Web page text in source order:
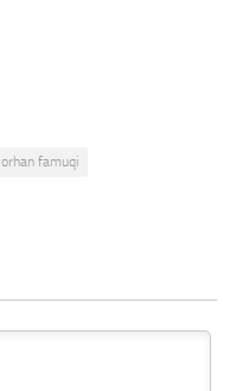
orhan famuqi